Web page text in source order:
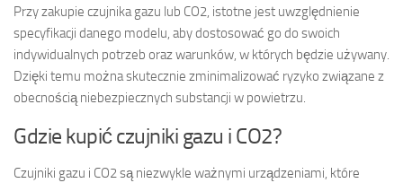
Przy zakupie czujnika gazu lub CO2, istotne jest uwzględnienie
specyfikacji danego modelu, aby dostosować go do swoich
indywidualnych potrzeb oraz warunków, w których będzie używany.
Dzięki temu można skutecznie zminimalizować ryzyko związane z
obecnością niebezpiecznych substancji w powietrzu.
Gdzie kupić czujniki gazu i CO2?
Czujniki gazu i CO2 są niezwykle ważnymi urządzeniami, które